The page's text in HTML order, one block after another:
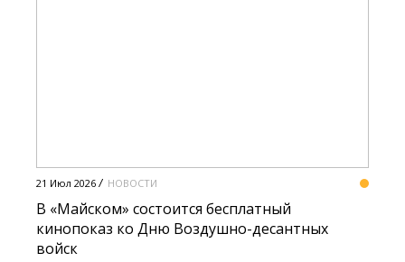
21 Июл 2026 НОВОСТИ
В «Майском» состоится бесплатный
кинопоказ ко Дню Воздушно-десантных
войск